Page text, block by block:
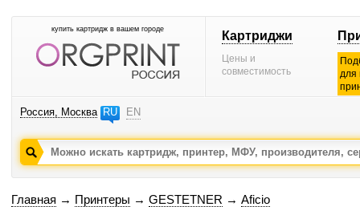
купить картридж в вашем городе Картриджи
Цены и
совместимость
для
Россия, Москва RU EN
Главная → Принтеры → GESTETNER → Aficio